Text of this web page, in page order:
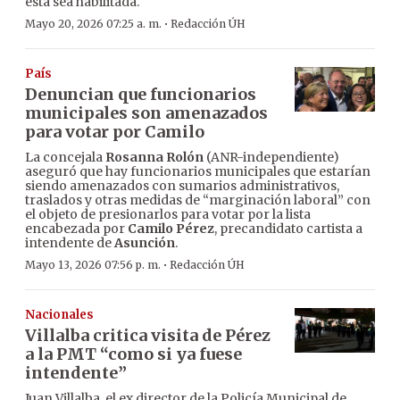
Mayo 20, 2026 07:25 a. m. · Redacción ÚH
País
Denuncian que funcionarios
municipales son amenazados
para votar por Camilo
La concejala Rosanna Rolón (ANR-independiente)
aseguró que hay funcionarios municipales que estarían
siendo amenazados con sumarios administrativos,
traslados y otras medidas de “marginación laboral” con
el objeto de presionarlos para votar por la lista
encabezada por Camilo Pérez, precandidato cartista a
intendente deAsunción.
Mayo 13, 2026 07:56 p. m. · Redacción ÚH
Nacionales
Villalba critica visita de Pérez
a la PMT “como si ya fuese
intendente”